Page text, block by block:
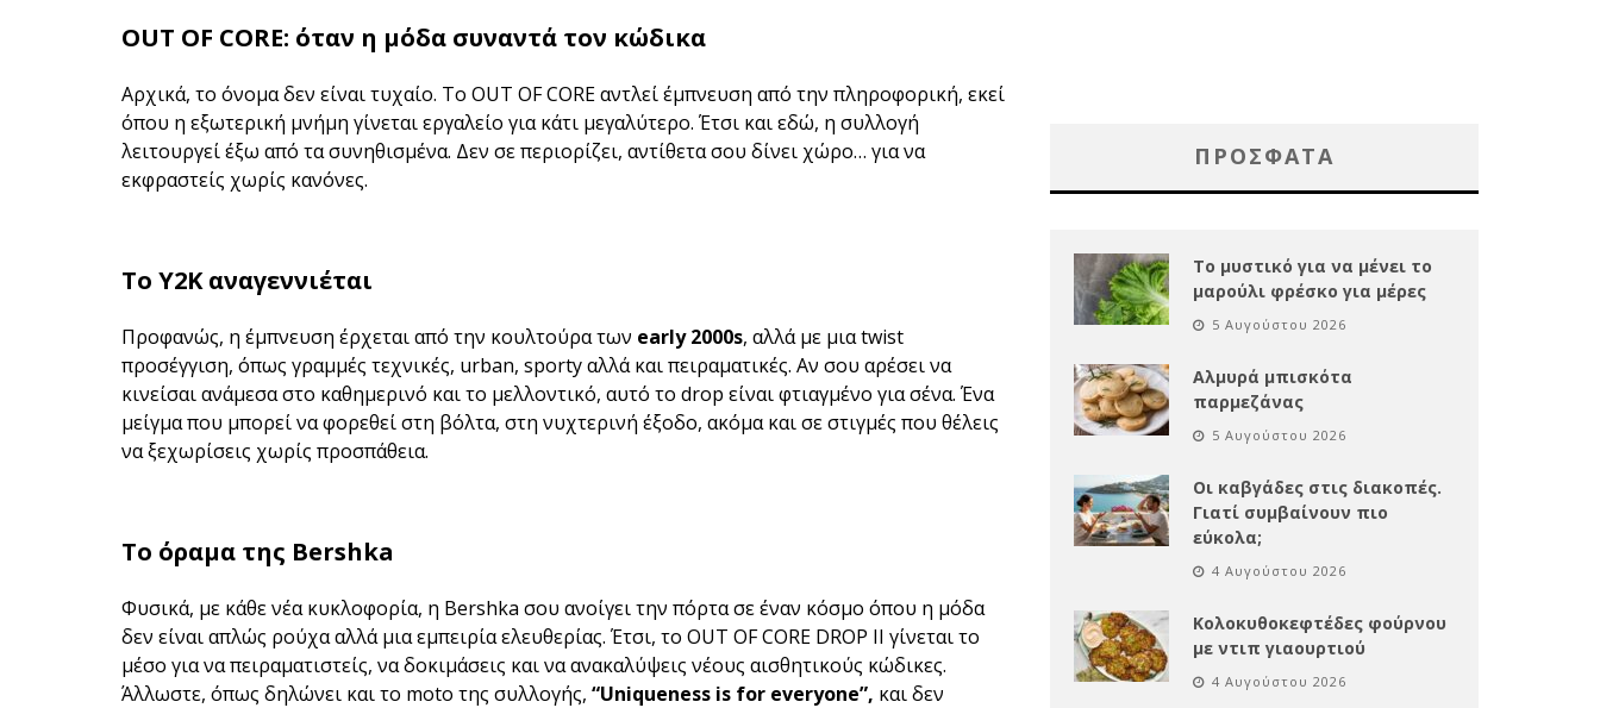
OUT OF CORE: όταν η μόδα συναντά τον κώδικα
Αρχικά, το όνομα δεν είναι τυχαίο. Το OUT OF CORE αντλεί έμπνευση από την πληροφορική, εκεί
όπου η εξωτερική μνήμη γίνεται εργαλείο για κάτι μεγαλύτερο. Έτσι και εδώ, η συλλογή
λειτουργεί έξω από τα συνηθισμένα. Δεν σε περιορίζει, αντίθετα σου δίνει χώρο… για να
εκφραστείς χωρίς κανόνες.
Το Y2K αναγεννιέται
Προφανώς, η έμπνευση έρχεται από την κουλτούρα των early 2000s, αλλά με μια twist
προσέγγιση, όπως γραμμές τεχνικές, urban, sporty αλλά και πειραματικές. Αν σου αρέσει να
κινείσαι ανάμεσα στο καθημερινό και το μελλοντικό, αυτό το drop είναι φτιαγμένο για σένα. Ένα
μείγμα που μπορεί να φορεθεί στη βόλτα, στη νυχτερινή έξοδο, ακόμα και σε στιγμές που θέλεις
να ξεχωρίσεις χωρίς προσπάθεια.
Το όραμα της Bershka
Φυσικά, με κάθε νέα κυκλοφορία, η Bershka σου ανοίγει την πόρτα σε έναν κόσμο όπου η μόδα
δεν είναι απλώς ρούχα αλλά μια εμπειρία ελευθερίας. Έτσι, το OUT OF CORE DROP II γίνεται το
μέσο για να πειραματιστείς, να δοκιμάσεις και να ανακαλύψεις νέους αισθητικούς κώδικες.
Άλλωστε, όπως δηλώνει και το moto της συλλογής, “Uniqueness is for everyone”, και δεν
ΠΡΌΣΦΑΤΑ
Το μυστικό για να μένει το
μαρούλι φρέσκο για μέρες
5 Αυγούστου 2026
Αλμυρά μπισκότα
παρμεζάνας
5 Αυγούστου 2026
Οι καβγάδες στις διακοπές.
Γιατί συμβαίνουν πιο
εύκολα;
4 Αυγούστου 2026
Κολοκυθοκεφτέδες φούρνου
με ντιπ γιαουρτιού
4 Αυγούστου 2026